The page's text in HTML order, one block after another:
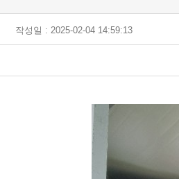
작성일 : 2025-02-04 14:59:13